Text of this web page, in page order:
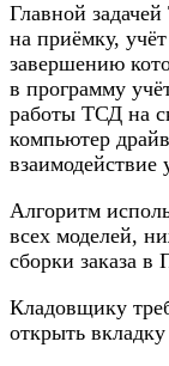
Главной
на приёмку,
завершению
в программу
работы ТСД на
компьютер
взаимодействие
Алгоритм
всех моделей,
сборки заказа
Кладовщику
открыть